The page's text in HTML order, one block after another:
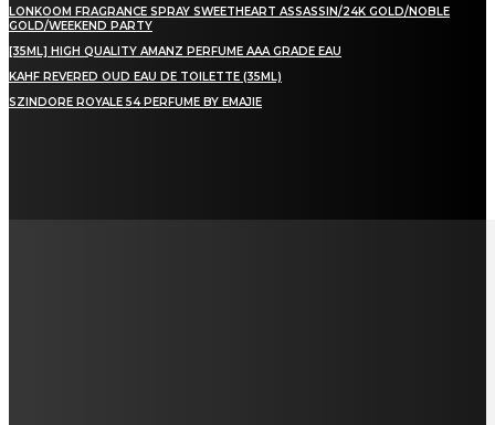
LONKOOM FRAGRANCE SPRAY SWEETHEART ASSASSIN/24K GOLD/NOBLE
GOLD/WEEKEND PARTY
[35ML] HIGH QUALITY AMANZ PERFUME AAA GRADE EAU
KAHF REVERED OUD EAU DE TOILETTE (35ML)
SZINDORE ROYALE 54 PERFUME BY EMAJIE